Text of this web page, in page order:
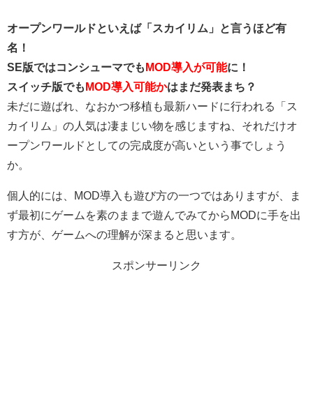
オープンワールドといえば「スカイリム」と言うほど有
名！
SE版ではコンシューマでも MOD導入が可能に！
スイッチ版でも MOD導入可能かはまだ発表まち？
未だに遊ばれ、なおかつ移植も最新ハードに行われる「ス
カイリム」の人気は凄まじい物を感じますね、それだけオ
ープンワールドとしての完成度が高いという事でしょう
か。
個人的には、MOD導入も遊び方の一つではありますが、ま
ず最初にゲームを素のままで遊んでみてからMODに手を出
す方が、ゲームへの理解が深まると思います。
スポンサーリンク